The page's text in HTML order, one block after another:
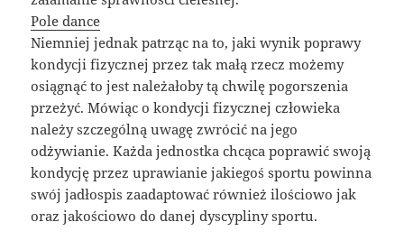
Pole dance
Niemniej jednak patrząc na to, jaki wynik poprawy
kondycji fizycznej przez tak małą rzecz możemy
osiągnąć to jest należałoby tą chwilę pogorszenia
przeżyć. Mówiąc o kondycji fizycznej człowieka
należy szczególną uwagę zwrócić na jego
odżywianie. Każda jednostka chcąca poprawić swoją
kondycję przez uprawianie jakiegoś sportu powinna
swój jadłospis zaadaptować również ilościowo jak
oraz jakościowo do danej dyscypliny sportu.